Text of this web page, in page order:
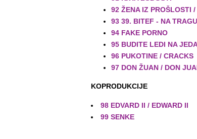
92 ŽENA IZ PROŠLOSTI
93 39. BITEF - NA
94 FAKE PORNO
95 BUDITE LEDI NA
96 PUKOTINE / CRACKS
97 DON ŽUAN / DON
KOPRODUKCIJE
98 EDVARD II / EDWARD II
99 SENKE